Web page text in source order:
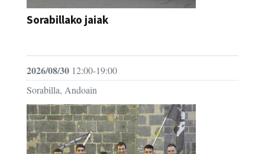
Sorabillako jaiak
2026/08/30 12:00-19:00
Sorabilla, Andoain